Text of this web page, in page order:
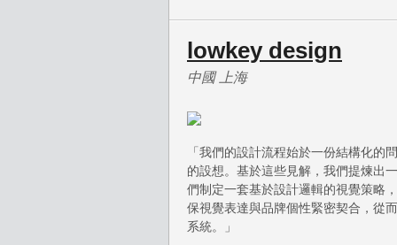
lowkey design
中國 上海
「我們的設計流程始於一份結構化的
的設想。基於這些見解，我們提煉出
們制定一套基於設計邏輯的視覺策略
保視覺表達與品牌個性緊密契合，從
系統。」